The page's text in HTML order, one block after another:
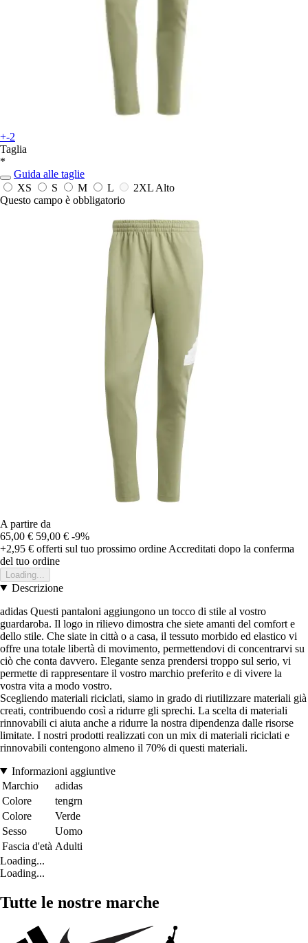
+-2
Taglia
*
Guida alle taglie
XS
S M L
2XL Alto
Questo campo è obbligatorio
A partire da
65,00 € 59,00 € -9%
+2,95 € offerti sul tuo prossimo ordine Accreditati dopo la conferma
del tuo ordine
Loading...
Descrizione
adidas Questi pantaloni aggiungono un tocco di stile al vostro
guardaroba. Il logo in rilievo dimostra che siete amanti del comfort e
dello stile. Che siate in città o a casa, il tessuto morbido ed elastico vi
offre una totale libertà di movimento, permettendovi di concentrarvi su
ciò che conta davvero. Elegante senza prendersi troppo sul serio, vi
permette di rappresentare il vostro marchio preferito e di vivere la
vostra vita a modo vostro.
Scegliendo materiali riciclati, siamo in grado di riutilizzare materiali già
creati, contribuendo così a ridurre gli sprechi. La scelta di materiali
rinnovabili ci aiuta anche a ridurre la nostra dipendenza dalle risorse
limitate. I nostri prodotti realizzati con un mix di materiali riciclati e
rinnovabili contengono almeno il 70% di questi materiali.
Informazioni aggiuntive
Marchio
adidas
Colore
tengrn
Colore
Verde
Sesso
Uomo
Fascia d'età Adulti
Loading...
Loading...
Tutte le nostre marche